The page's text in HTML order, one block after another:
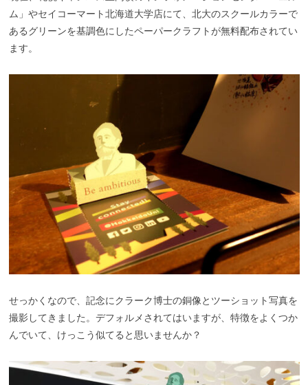
ム」やセイコーマート北海道大学店にて、北大のスクールカラーで
あるグリーンを基調色にしたペーパークラフトが無料配布されてい
ます。
せっかくなので、記念にクラーク博士の銅像とツーショット写真を
撮影してきました。デフォルメされてはいますが、特徴をよくつか
んでいて、けっこう似てると思いませんか？